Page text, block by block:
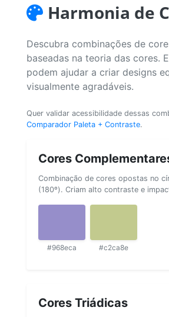
Harmonia de
Descubra combinações de
baseadas na teoria das cores.
podem ajudar a criar designs
visualmente agradáveis.
Quer validar acessibilidade dessas
Comparador Paleta + Contraste.
Cores
Combinação de cores opostas no
(180º). Criam alto contraste e
#968eca #c2ca8e
Cores Triádicas